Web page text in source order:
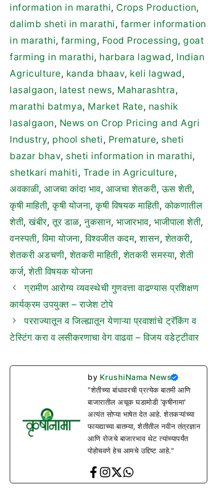
information in marathi, Crops Production,
dalimb sheti in marathi, farmer information
in marathi, farming, Food Processing, goat
farming in marathi, harbara lagwad, Indian
Agriculture, kanda bhaav, keli lagwad,
lasalgaon, latest news, Maharashtra,
marathi batmya, Market Rate, nashik
lasalgaon, News on Crop Pricing and Agri
Industry, phool sheti, Premature, sheti
bazar bhav, sheti information in marathi,
shetkari mahiti, Trade in Agriculture,
अवकाळी, आजचा कांदा भाव, आजचा शेतकरी,ऊस शेती,
कृषी माहिती,कृषी योजना,कृषी विषयक माहिती,कोकणातील
शेती,खंबीर,तूर डाळ,नुकसान, भाजारभाव, भाजीपाला शेती,
वनस्पती,विमा योजना,विश्वजीत कदम,शासन,शेतकरी,
शेतकरी अडचणी,शेतकरी माहिती,शेतकरी समस्या,शेती
कर्ज,शेती विषयक योजना
ग्रामीण आरोग्य व्यवस्थेची गुणवत्ता वाढण्यास प्रशिक्षण
कार्यक्रम उपयुक्त – राजेश टोपे
परराज्यातून व जिल्ह्यातून येणाऱ्या प्रवाशांचे ट्रॅकिंग व
टेस्टिंग करा व लसीकरणाचा वेग वाढवा – विजय वडेट्टीवार
by KrushiNama News
"शेतीच्या बांधावरची प्रत्येक बातमी आणि
बाजारातील अचूक घडामोडी 'कृषीनामा'
अत्यंत सोप्या भाषेत देत आहे. शेतकऱ्यांच्या
फायद्याच्या बातम्या, शेतीतील नवीन तंत्रज्ञान
आणि रोजचे बाजारभाव थेट त्यांच्यापर्यंत
पोहोचवणे हेच आमचे उद्दिष्ट आहे."